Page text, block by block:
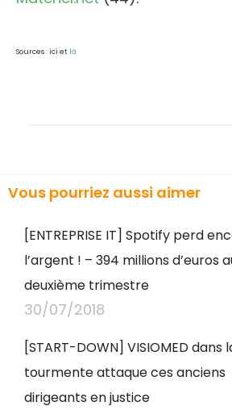
Sources : ici et là
Vous pourriez aussi aimer
[ENTREPRISE IT] Spotify perd
l’argent ! – 394 millions d’euros
deuxième trimestre
30/07/2018
[START-DOWN] VISIOMED dans
tourmente attaque ces anciens
dirigeants en justice